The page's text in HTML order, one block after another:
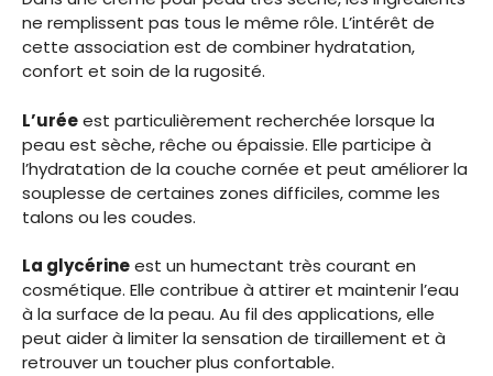
ne remplissent pas tous le même rôle. L’intérêt de
cette association est de combiner hydratation,
confort et soin de la rugosité.
L’uréeest particulièrement recherchée lorsque la
peau est sèche, rêche ou épaissie. Elle participe à
l’hydratation de la couche cornée et peut améliorer la
souplesse de certaines zones difficiles, comme les
talons ou les coudes.
La glycérineest un humectant très courant en
cosmétique. Elle contribue à attirer et maintenir l’eau
à la surface de la peau. Au fil des applications, elle
peut aider à limiter la sensation de tiraillement et à
retrouver un toucher plus confortable.